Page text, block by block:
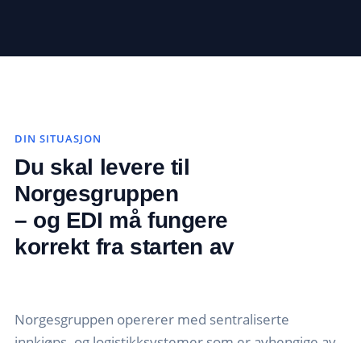
DIN SITUASJON
Du skal levere til
Norgesgruppen
– og EDI må fungere
korrekt fra starten av
Norgesgruppen opererer med sentraliserte